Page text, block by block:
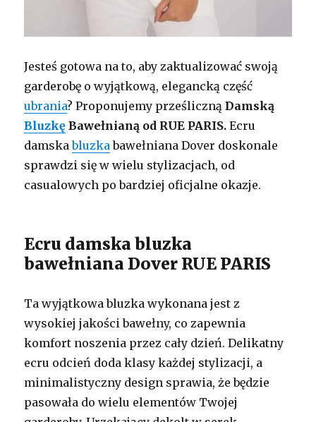
Jesteś gotowa na to, aby zaktualizować swoją
garderobę o wyjątkową, elegancką część
ubrania? Proponujemy prześlicznąDamską
Bluzkę Bawełnianą od RUE PARIS.Ecru
damskabluzka bawełniana Dover doskonale
sprawdzi się w wielu stylizacjach, od
casualowych po bardziej oficjalne okazje.
Ecru damska bluzka
bawełniana Dover RUE PARIS
Ta wyjątkowa bluzka wykonana jest z
wysokiej jakości bawełny, co zapewnia
komfort noszenia przez cały dzień. Delikatny
ecru odcień doda klasy każdej stylizacji, a
minimalistyczny design sprawia, że będzie
pasowała do wielu elementów Twojej